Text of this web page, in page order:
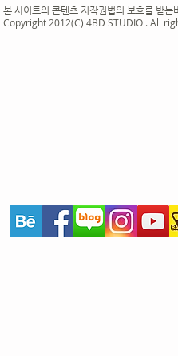
본 사이트의 콘텐츠 저작권법의 보호를 받
Copyright 2012(C) 4BD STUDIO . All